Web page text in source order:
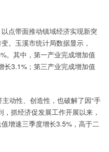
点带面推动镇域经济实现新突
。玉溪市统计局数据显示，
。其中，第一产业完成增加值
长3.1%；第三产业完成增加值
动性、创造性，也破解了因“手
抓经济促发展工作开展以来，
增速三季度增长3.5%，高于二